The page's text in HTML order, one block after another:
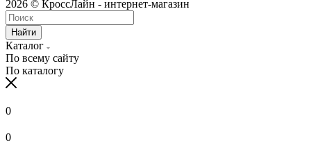
2026 © КроссЛайн - интернет-магазин
Найти
Каталог
По всему сайту
По каталогу
0
0